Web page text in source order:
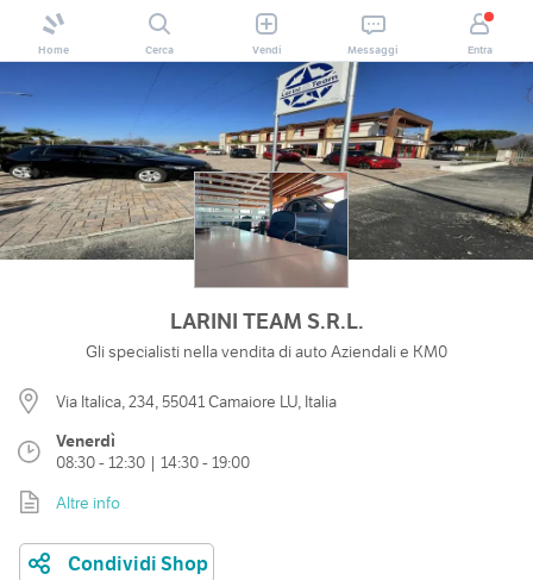
Home Cerca Vendi Messaggi Entra
LARINI TEAM S.R.L.
Gli specialisti nella vendita di auto Aziendali e KM0
Via Italica, 234, 55041 Camaiore LU, Italia
Venerdì
08:30 - 12:30 | 14:30 - 19:00
Altre info
Condividi Shop